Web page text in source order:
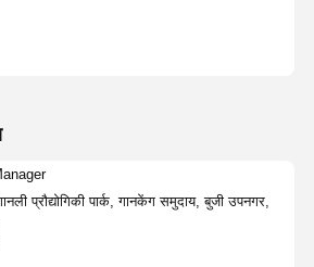
प्रौद्योगिकी पार्क, गानकेंग समुदाय, बुजी उपनगर,